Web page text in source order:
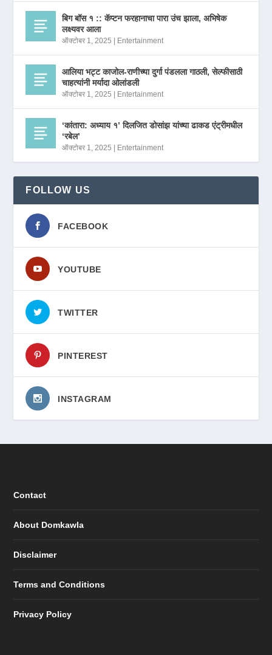
बिग बॉस १ :: कॅप्टन फरहानाचा पारा उंच झाला, अभिषेक
लक्ष्यवर आला
ऑक्टोबर 1, 2025 Entertainment
आलिया भट्ट काजोल-राणीच्या दुर्गा पंडलला गाठली, सेल्फीसाठी
चाहत्यांनी मर्यादा ओलांडली
ऑक्टोबर 1, 2025 Entertainment
‘कांतारा: अध्याय १’ दिलजित डोसांझ यांच्या ढाकड एंट्रीमधील
‘रबेल’
ऑक्टोबर 1, 2025 Entertainment
FOLLOW US
FACEBOOK
YOUTUBE
TWITTER
PINTEREST
INSTAGRAM
Contact
About Domkawla
Disclaimer
Terms and Conditions
Privacy Policy